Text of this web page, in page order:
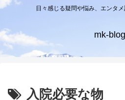
日々感じる疑問や悩み、エンタ
mk-blog
入院必要な物